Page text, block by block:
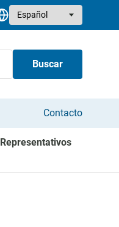
Select your language
Buscar
Contacto
Representativos